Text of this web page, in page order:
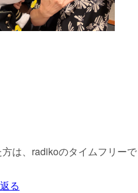
は、radikoのタイムフリー
る